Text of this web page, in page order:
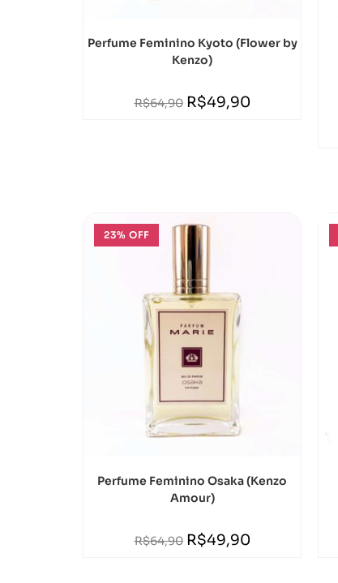
Perfume Feminino Kyoto (Flower by
Kenzo)
R$64,90 R$49,90
23% OFF
Perfume Feminino Osaka (Kenzo
Amour)
R$64,90 R$49,90